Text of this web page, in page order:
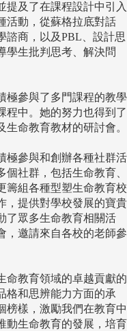
提及了在課程設計中引入
活動，從蘇格拉底對話
諮商，以及PBL、設計思
學生批判思考、解決問
極參與了多門課程的教學
程中。她的努力也得到了
命教育教材的研討會。
極參與和創辦各種社群活
社群，包括生命教育、
籌組各種型塑生命教育校
，提供對學校發展的寶貴
了眾多生命教育相關活
，邀請來自各校的老師參
命教育領域的卓越貢獻的
格和思辨能力方面的承
榜樣，激勵我們在教育中
動生命教育的發展，培育